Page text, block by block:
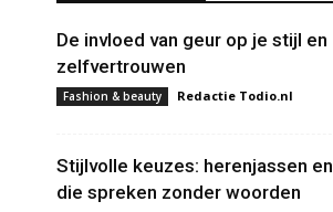
De invloed van geur op je stijl en
zelfvertrouwen
Fashion & beauty Redactie Todio.nl
Stijlvolle keuzes: herenjassen
die spreken zonder woorden